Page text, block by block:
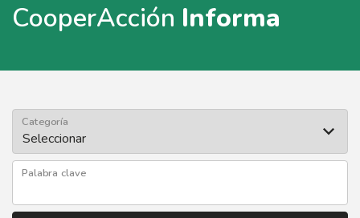
CooperAcción Informa
Categoría
Palabra clave